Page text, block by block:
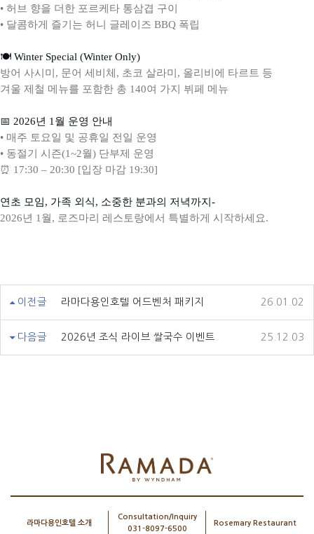
• 허브 향을 더한 포르케타 통삼겹 구이
• 달콤하게 즐기는 허니 글레이즈 BBQ 폭립
🍽 Winter Special (Winter Only)
방어 사시미, 문어 세비체, 초코 살라미, 올리비에 타르트 등
겨울 제철 메뉴를 포함한 총 140여 가지 뷔페 메뉴
📅 2026년 1월 운영 안내
• 매주 토요일 및 공휴일 전일 운영
• 동절기 시즌(1~2월) 단부제 운영
⏰ 17:30 – 20:30 [입장 마감 19:30]
연초 모임, 가족 외식, 소중한 분과의 저녁까지-
2026년 1월, 로즈마리 레스토랑에서 특별하게 시작하세요.
이전글 라마다용인호텔 어드벤처 패키지 26.01.02
다음글 2026년 조식 라이브 쌀국수 이벤트 25.12.03
라마다용인호텔 소개
Consultation/Inquiry
031-8097-6500
Rosemary Restaurant